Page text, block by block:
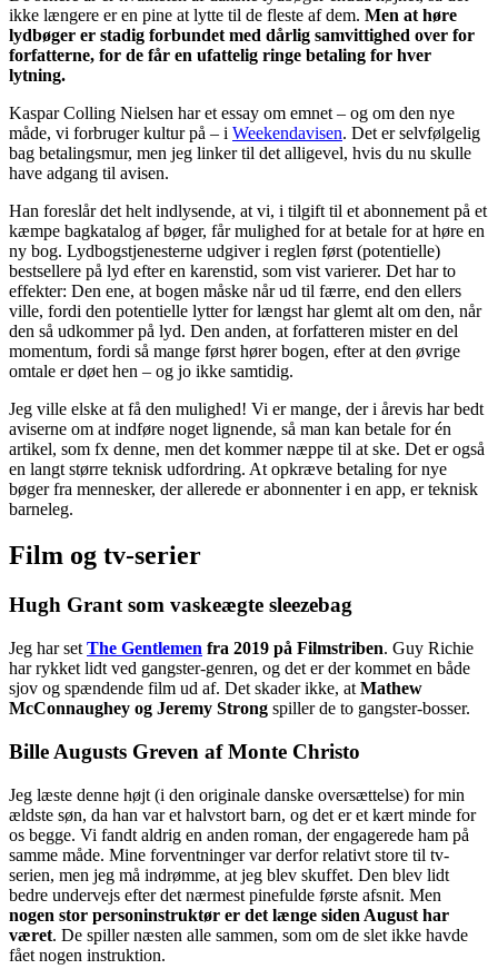
ikke længere er en pine at lytte til de fleste af dem. Men at høre
lydbøger er stadig forbundet med dårlig samvittighed over for
forfatterne, for de får en ufattelig ringe betaling for hver
lytning.
Kaspar Colling Nielsen har et essay om emnet – og om den nye
måde, vi forbruger kultur på – i Weekendavisen. Det er selvfølgelig
bag betalingsmur, men jeg linker til det alligevel, hvis du nu skulle
have adgang til avisen.
Han foreslår det helt indlysende, at vi, i tilgift til et abonnement på et
kæmpe bagkatalog af bøger, får mulighed for at betale for at høre en
ny bog. Lydbogstjenesterne udgiver i reglen først (potentielle)
bestsellere på lyd efter en karenstid, som vist varierer. Det har to
effekter: Den ene, at bogen måske når ud til færre, end den ellers
ville, fordi den potentielle lytter for længst har glemt alt om den, når
den så udkommer på lyd. Den anden, at forfatteren mister en del
momentum, fordi så mange først hører bogen, efter at den øvrige
omtale er døet hen – og jo ikke samtidig.
Jeg ville elske at få den mulighed! Vi er mange, der i årevis har bedt
aviserne om at indføre noget lignende, så man kan betale for én
artikel, som fx denne, men det kommer næppe til at ske. Det er også
en langt større teknisk udfordring. At opkræve betaling for nye
bøger fra mennesker, der allerede er abonnenter i en app, er teknisk
barneleg.
Film og tv-serier
Hugh Grant som vaskeægte sleezebag
Jeg har set The Gentlemen fra 2019 på Filmstriben. Guy Richie
har rykket lidt ved gangster-genren, og det er der kommet en både
sjov og spændende film ud af. Det skader ikke, at Mathew
McConnaughey og Jeremy Strong spiller de to gangster-bosser.
Bille Augusts Greven af Monte Christo
Jeg læste denne højt (i den originale danske oversættelse) for min
ældste søn, da han var et halvstort barn, og det er et kært minde for
os begge. Vi fandt aldrig en anden roman, der engagerede ham på
samme måde. Mine forventninger var derfor relativt store til tv-
serien, men jeg må indrømme, at jeg blev skuffet. Den blev lidt
bedre undervejs efter det nærmest pinefulde første afsnit. Men
nogen stor personinstruktør er det længe siden August har
været. De spiller næsten alle sammen, som om de slet ikke havde
fået nogen instruktion.